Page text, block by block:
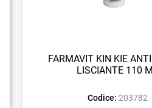
FARMAVIT KIN KIE
LISCIANTE 110
Codice: 203782